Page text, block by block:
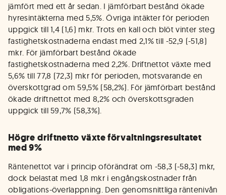
jämfört med ett år sedan. I jämförbart bestånd ökade
hyresintäkterna med 5,5%. Övriga intäkter för perioden
uppgick till 1,4 (1,6) mkr. Trots en kall och blöt vinter steg
fastighetskostnaderna endast med 2,1% till -52,9 (-51,8)
mkr. För jämförbart bestånd ökade
fastighetskostnaderna med 2,2%. Driftnettot växte med
5,6% till 77,8 (72,3) mkr för perioden, motsvarande en
överskottgrad om 59,5% (58,2%). För jämförbart bestånd
ökade driftnettot med 8,2% och överskottsgraden
uppgick till 59,7% (58,3%).
Högre driftnetto växte förvaltningsresultatet
med 9%
Räntenettot var i princip oförändrat om -58,3 (-58,3) mkr,
dock belastat med 1,8 mkr i engångskostnader från
obligations-överlappning. Den genomsnittliga räntenivån